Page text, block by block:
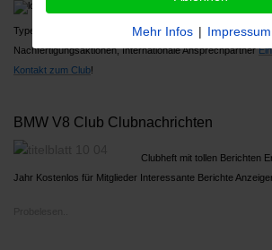
Typenreferenten
Nachfertigungsaktionen, Internationale AnsprechpartnerEin
Kontakt zum Club!
BMW V8 Club Clubnachrichten
Clubheft mit tollen Berichten
Jahr Kostenlos für Mitglieder Interessante Berichte
Mehr Infos | Impressum